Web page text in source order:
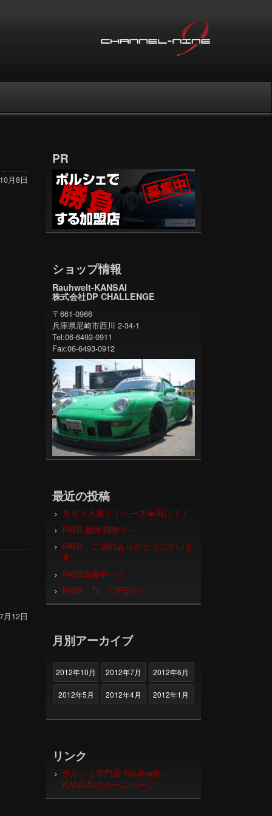
月8日
月12日
PR
ショップ情報
Rauhwelt-KANSAI
株式会社DP CHALLENGE
〒661-0966
兵庫県尼崎市西川 2-34-1
Tel:06-6493-0911
Fax:06-6493-0912
最近の投稿
９６４入庫！！ベース車両に？！
RWB 最終調整中～
RWB ご成約ありがとうございま
す
RWB準備中～☆
RWB TL OPEN☆
月別アーカイブ
2012年10月 2012年7月 2012年6月
2012年5月 2012年4月 2012年1月
リンク
ポルシェ専門店 Rauhwelt-
KANSAIのホームページ